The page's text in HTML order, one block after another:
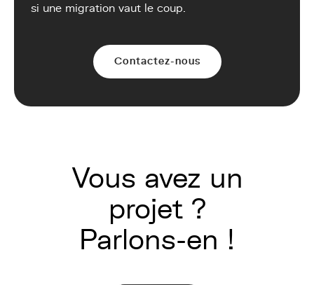
si une migration vaut le coup.
Contactez-nous
Vous avez un
projet ?
Parlons-en !